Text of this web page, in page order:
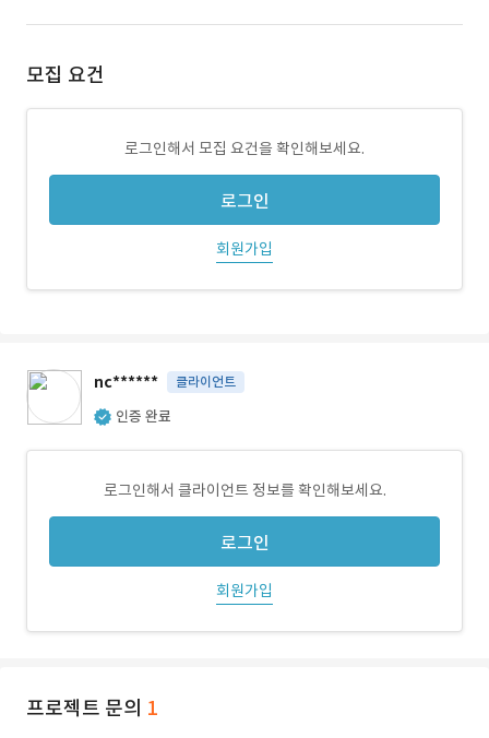
모집 요건
로그인해서 모집 요건을 확인해보세요.
로그인
회원가입
nc****** 클라이언트
인증 완료
로그인해서 클라이언트 정보를 확인해보세요.
로그인
회원가입
프로젝트 문의 1